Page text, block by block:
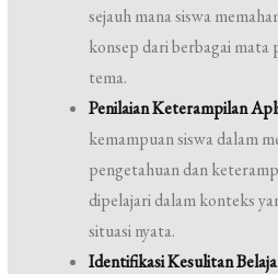
sejauh mana siswa
konsep dari berbagai mata
tema.
Penilaian Keterampilan
kemampuan siswa dalam
pengetahuan dan
dipelajari dalam konteks
situasi nyata.
Identifikasi Kesulitan